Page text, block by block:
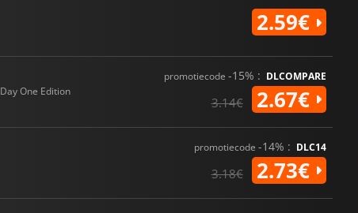
2.59€
Day One Edition
promotiecode -15% : DLCOMPARE
3.14€ 2.67€
promotiecode -14% : DLC14
3.18€ 2.73€